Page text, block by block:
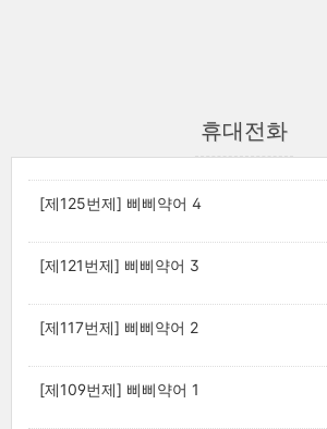
휴대전화
[제125번제] 삐삐약어 4
[제121번제] 삐삐약어 3
[제117번제] 삐삐약어 2
[제109번제] 삐삐약어 1